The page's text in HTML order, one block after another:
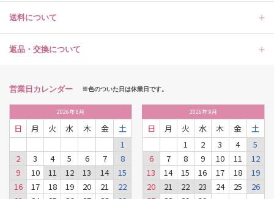
送料について
返品・交換について
営業日カレンダー ※色のついた日は休業日です。
2026年8月
日 月 火 水 木 金
土
1
2
3 4 5 6 7
8
9
10 11 12 13 14
15
16
17 18 19 20 21
22
2026年9月
日 月 火 水 木 金
土
1
2 3 4
5
6
7 8 9 10 11
12
13
14 15 16 17 18
19
20
21 22 23 24 25
26